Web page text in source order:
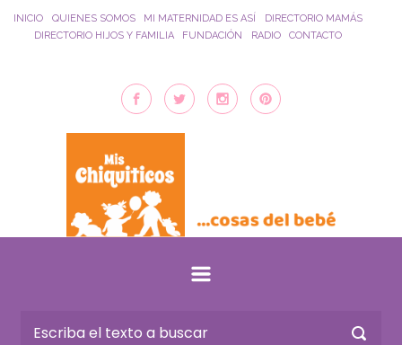
Saltar al contenido principal
INICIO QUIENES SOMOS MI MATERNIDAD ES ASÍ
DIRECTORIO MAMÁS
DIRECTORIO HIJOS Y FAMILIA
FUNDACIÓN RADIO CONTACTO